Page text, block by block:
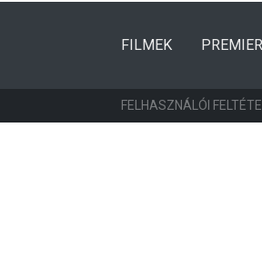
FILMEK(CURRENT)
PREMIER
FELHASZNÁLÓI